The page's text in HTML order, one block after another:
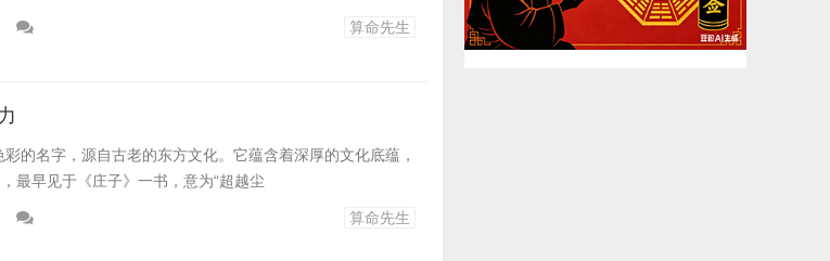
算命先生
的名字，源自古老的东方文化。它蕴含着深厚的文化底蕴，
最早见于《庄子》一书，意为“超越尘
算命先生